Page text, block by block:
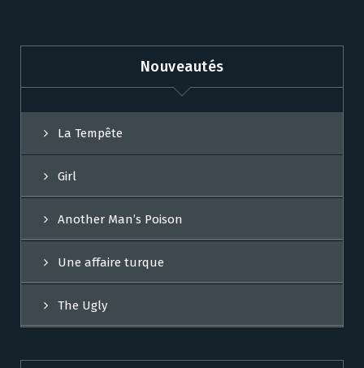
Nouveautés
La Tempête
Girl
Another Man’s Poison
Une affaire turque
The Ugly